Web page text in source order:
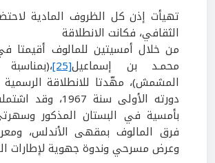
تهيأت إذن كل الظروف المادية
الثقافي، فكانت الانطلاقة
من خلال أمسيتين للمالوف أقيمتا
محمـد بن إسماعيل[25]
المشمش)، مهّدتا للانطلاقة
دورته الأولى سنة 1967، وقد
بأمسية في البستان المذكور
فرق المالوف بمقهى الأندلس،
وعرض مسرحي وندوة جهوية لإطارات